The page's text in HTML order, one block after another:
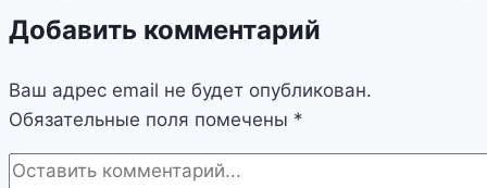
уязвимость
скрытый
потенциал?
Добавить комментарий
Ваш адрес email не будет опубликован.
Обязательные поля помечены *